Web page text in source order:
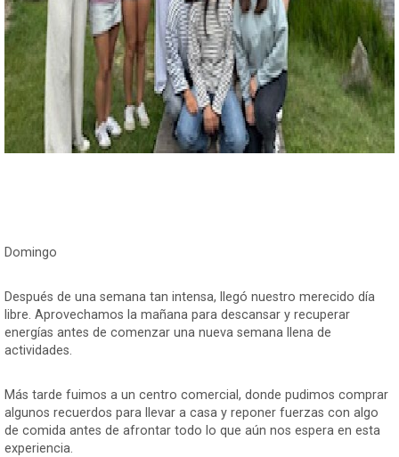
Domingo
Después de una semana tan intensa, llegó nuestro merecido día
libre. Aprovechamos la mañana para descansar y recuperar
energías antes de comenzar una nueva semana llena de
actividades.
Más tarde fuimos a un centro comercial, donde pudimos comprar
algunos recuerdos para llevar a casa y reponer fuerzas con algo
de comida antes de afrontar todo lo que aún nos espera en esta
experiencia.